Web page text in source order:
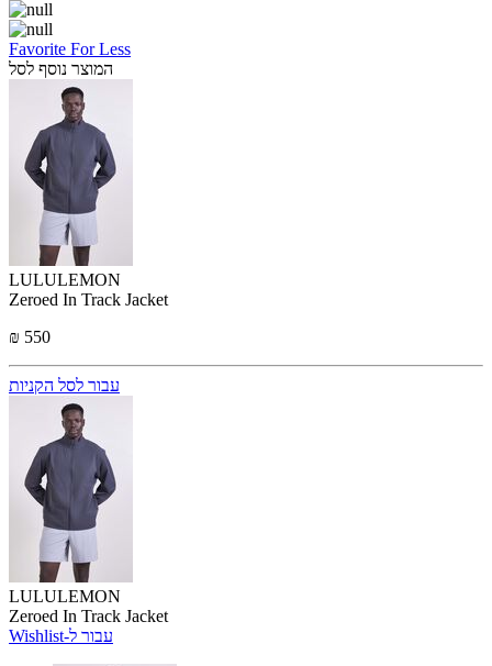
Favorite For Less
המוצר נוסף לסל
LULULEMON
Zeroed In Track Jacket
₪ 550
עבור לסל הקניות
LULULEMON
Zeroed In Track Jacket
Wishlist-עבור ל